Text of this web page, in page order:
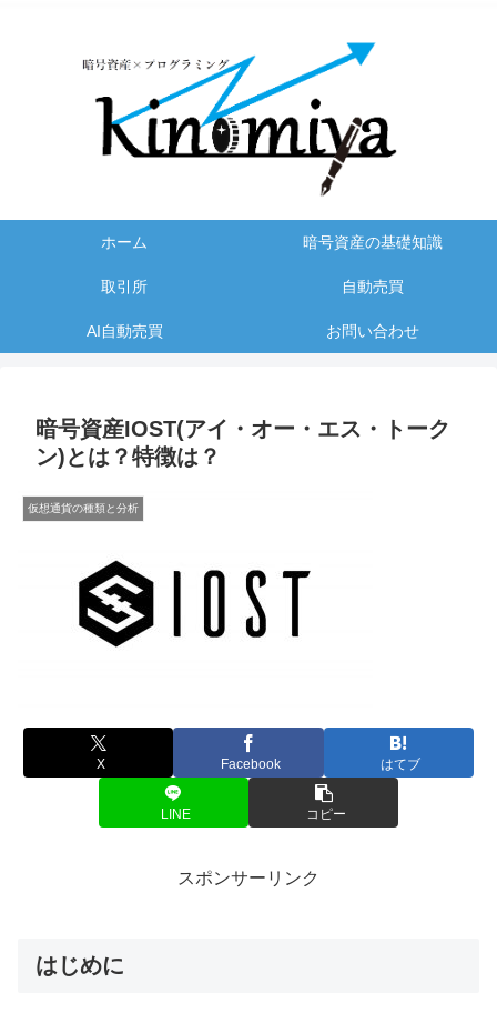
ホーム 暗号資産の基礎知識
取引所 自動売買
AI自動売買 お問い合わせ
暗号資産IOST(アイ・オー・エス・トーク
ン)とは？特徴は？
仮想通貨の種類と分析
X Facebook はてブ
LINE コピー
スポンサーリンク
はじめに